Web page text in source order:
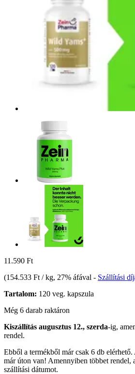
11.590 Ft
(154.533 Ft / kg, 27% áfával - Szállítási
Tartalom: 120 veg. kapszula
Még 6 darab raktáron
Kiszállítás augusztus 12., szerda-ig,
rendel.
Ebből a termékből már csak 6 db
már úton van! Amennyiben többet rendel,
szállítási dátumot.